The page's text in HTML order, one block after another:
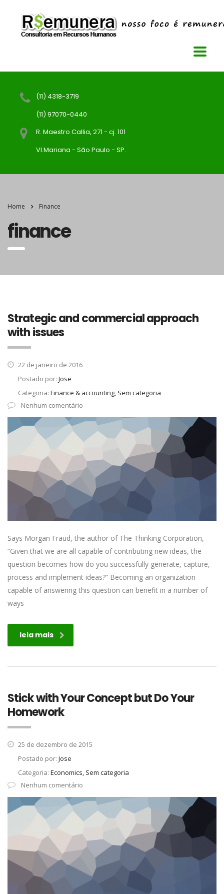
(11) 4318-3719
(11) 97070-0440
R. Maestro Callia, 271 - cj. 101
Vl.Mariana - São Paulo - SP.
Home Finance
finance
Strategic and commercial approach
with issues
22 de janeiro de 2016
Postado por: Jose
Categoria: Finance & accounting, Sem categoria
Nenhum comentário
Says Morgan Fraud, the author of The Thinking Corporation,
“Given that we are all capable of contributing new ideas, the
question becomes how do you successfully generate, capture,
process and implement ideas?” Becoming an organization
capable of answering this question can benefit in a number of
ways
leia mais
Stick with Your Concept but Do Your
Homework
25 de dezembro de 2015
Postado por: Jose
Categoria: Economics, Sem categoria
Nenhum comentário